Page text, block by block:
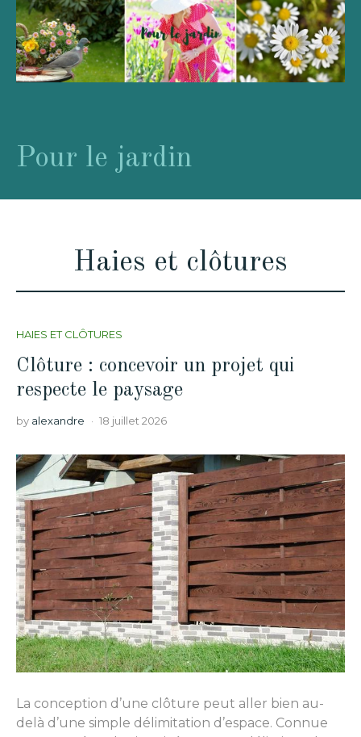
Pour le jardin
Haies et clôtures
HAIES ET CLÔTURES
Clôture : concevoir un projet qui
respecte le paysage
by alexandre 18 juillet 2026
La conception d’une clôture peut aller bien au-
delà d’une simple délimitation d’espace. Connue